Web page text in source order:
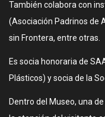
También colabora con
(Asociación Padrinos de
sin Frontera, entre otras.
Es socia honoraria de
Plásticos) y socia de la
Dentro del Museo, una